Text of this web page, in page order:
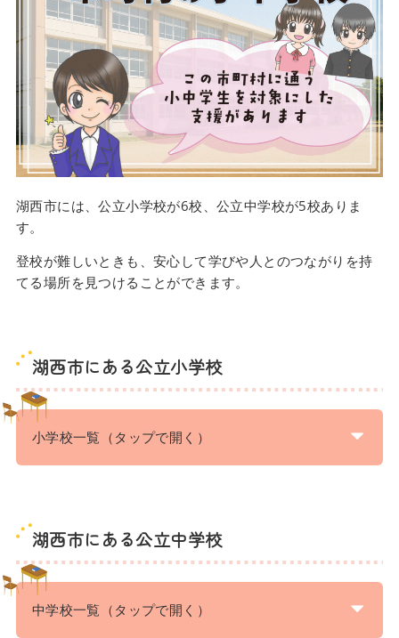
湖西市には、公立小学校が6校、公立中学校が5校ありま
す。
登校が難しいときも、安心して学びや人とのつながりを持
てる場所を見つけることができます。
湖西市にある公立小学校
小学校一覧（タップで開く）
湖西市にある公立中学校
中学校一覧（タップで開く）